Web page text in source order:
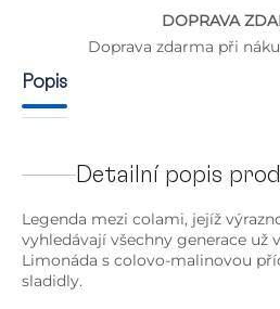
DOPRAVA
Doprava zdarma při
Popis
Detailní popis
Legenda mezi colami, jejíž
vyhledávají všechny generace už
Limonáda s colovo-malinovou
sladidly.